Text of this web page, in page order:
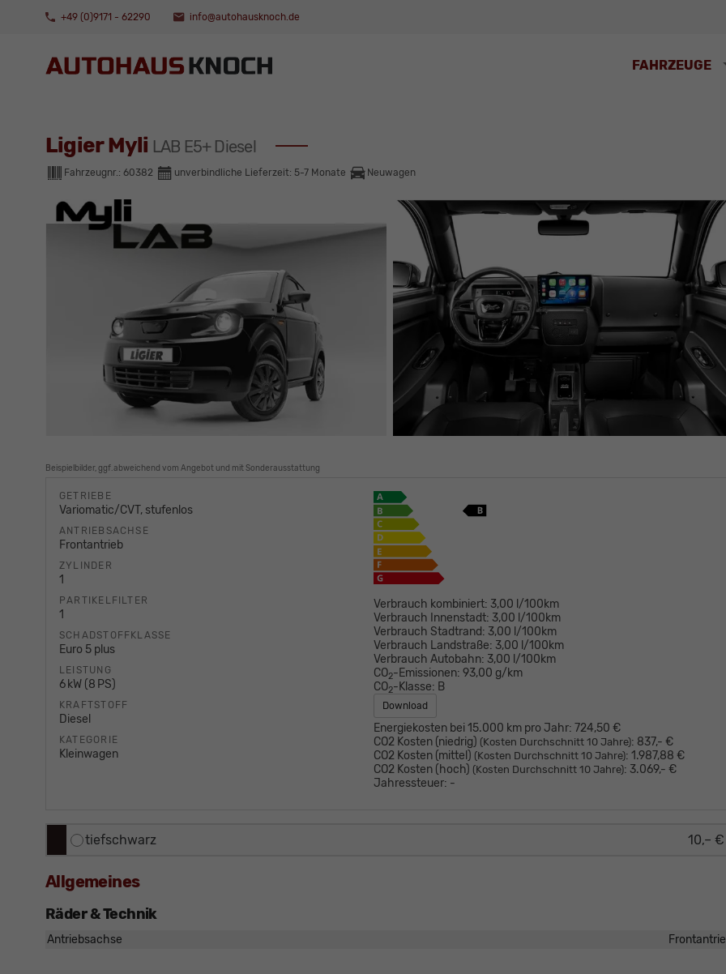
+49 (0)9171 - 62290 info@autohausknoch.de
FAHRZEUGE
Ligier Myli LAB E5+ Diesel
Fahrzeugnr.: 60382 unverbindliche Lieferzeit: 5-7 Monate Neuwagen
Beispielbilder, ggf.abweichend vom Angebot und mit Sonderausstattung
GETRIEBE
Variomatic/CVT, stufenlos
ANTRIEBSACHSE
Frontantrieb
ZYLINDER
1
PARTIKELFILTER
1
SCHADSTOFFKLASSE
Euro 5 plus
LEISTUNG
6 kW (8 PS)
KRAFTSTOFF
Diesel
KATEGORIE
Kleinwagen
Verbrauch kombiniert: 3,00 l/100km
Verbrauch Innenstadt: 3,00 l/100km
Verbrauch Stadtrand: 3,00 l/100km
Verbrauch Landstraße: 3,00 l/100km
Verbrauch Autobahn: 3,00 l/100km
CO2-Emissionen: 93,00 g/km
CO2-Klasse: B
Download
Energiekosten bei 15.000 km pro Jahr: 724,50 €
CO2 Kosten (niedrig) (Kosten Durchschnitt 10 Jahre): 837,- €
CO2 Kosten (mittel) (Kosten Durchschnitt 10 Jahre): 1.987,88 €
CO2 Kosten (hoch) (Kosten Durchschnitt 10 Jahre): 3.069,- €
Jahressteuer: -
tiefschwarz 10,– €
Allgemeines
Räder & Technik
Antriebsachse